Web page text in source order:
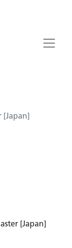
[Japan]